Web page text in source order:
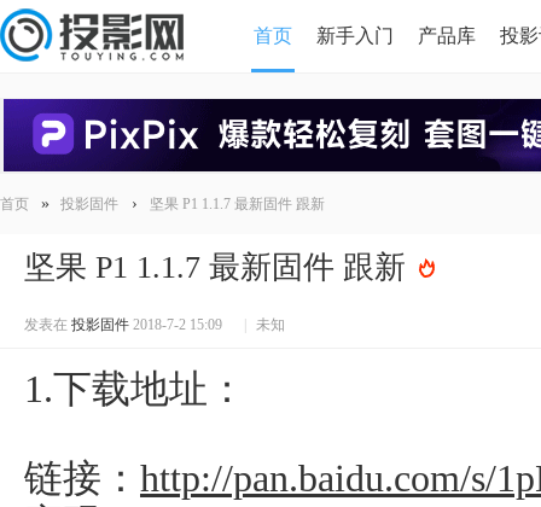
首页 新手入门 产品库 投
首页 » 投影固件 › 坚果 P1 1.1.7 最新固件 跟新
坚果 P1 1.1.7 最新固件 跟新
发表在 投影固件 2018-7-2 15:09 未知
1.下载地址：
链接： http://pan.baidu.com/s/